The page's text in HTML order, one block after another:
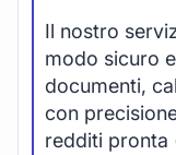
Il nostro
modo sicuro
documenti,
con
redditi pronta